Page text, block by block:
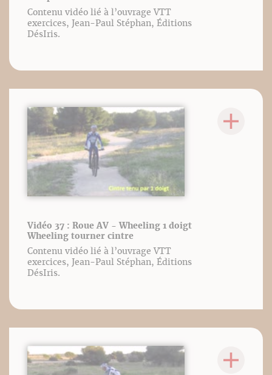
Contenu vidéo lié à l’ouvrage VTT
exercices, Jean-Paul Stéphan, Éditions
DésIris.
Vidéo 37 : Roue AV - Wheeling 1 doigt
Wheeling tourner cintre
Contenu vidéo lié à l’ouvrage VTT
exercices, Jean-Paul Stéphan, Éditions
DésIris.